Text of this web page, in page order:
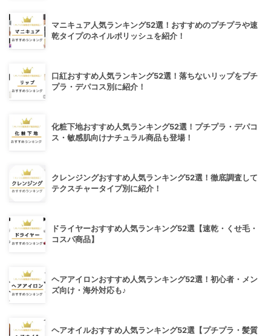
マニキュア人気ランキング52選！おすすめのプチプラや速
乾タイプのネイルポリッシュを紹介！
口紅おすすめ人気ランキング52選！落ちないリップをプチ
プラ・デパコス別に紹介！
化粧下地おすすめ人気ランキング52選！プチプラ・デパコ
ス・敏感肌向けナチュラル商品も登場！
クレンジングおすすめ人気ランキング52選！徹底調査して
テクスチャータイプ別に紹介！
ドライヤーおすすめ人気ランキング52選【速乾・くせ毛・
コスパ商品】
ヘアアイロンおすすめ人気ランキング52選！初心者・メン
ズ向け・海外対応も♪
ヘアオイルおすすめ人気ランキング52選【プチプラ・髪質